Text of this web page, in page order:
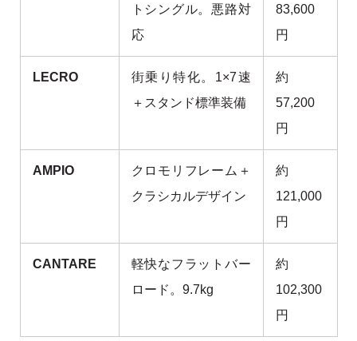
トシングル。悪路対
応
83,600
円
LECRO
街乗り特化。1×7速
＋スタンド標準装備
約
57,200
円
AMPIO
クロモリフレーム＋
クラシカルデザイン
約
121,000
円
CANTARE
軽快なフラットバー
ロード。9.7kg
約
102,300
円